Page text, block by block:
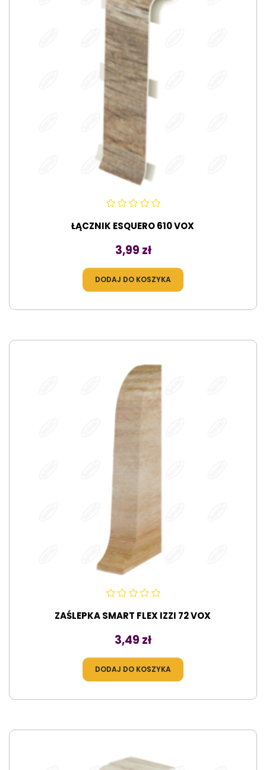
ŁĄCZNIK ESQUERO 610 VOX
Cena
3,99 zł
DODAJ DO KOSZYKA
ZAŚLEPKA SMART FLEX IZZI 72 VOX
Cena
3,49 zł
DODAJ DO KOSZYKA